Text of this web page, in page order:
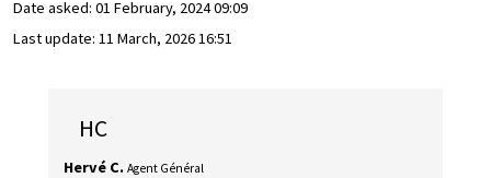
Date asked: 01 February, 2024 09:09
Last update: 11 March, 2026 16:51
HC
Hervé C. Agent Général